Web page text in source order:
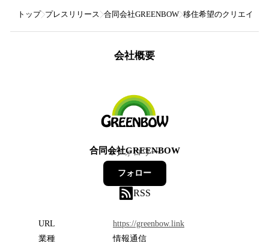
トップ プレスリリース 合同会社GREENBOW 移住希望のクリエイタ
会社概要
合同会社GREENBOW
0フォロワー
フォロー
RSS
URL
https://greenbow.link
業種
情報通信